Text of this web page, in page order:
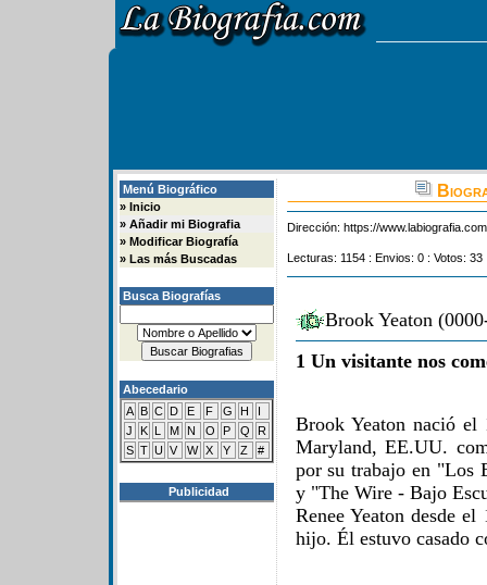
Menú Biográfico
» Inicio
» Añadir mi Biografia
» Modificar Biografía
» Las más Buscadas
Busca Biografías
Abecedario
A B C D E F G H
I
J
K L M N O P Q
R
S T U V W X Y Z #
Publicidad
Dirección: https://
Lecturas: 1154 : Envios: 0 : Votos:
Brook Yeaton
1 Un visitante nos
Brook Yeaton nació el
Maryland, EE.UU.
por su trabajo en "Los
y "The Wire - Bajo
Renee Yeaton desde
hijo. Él estuvo casado